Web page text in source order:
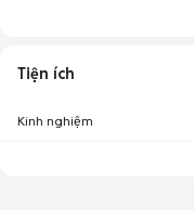
Tiện ích
Kinh nghiệm